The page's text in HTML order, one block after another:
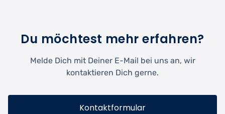
Du möchtest mehr erfahren?
Melde Dich mit Deiner E-Mail bei uns an, wir
kontaktieren Dich gerne.
Kontaktformular